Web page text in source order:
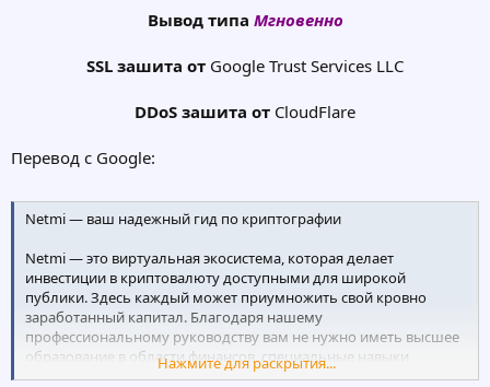
Вывод типа Мгновенно
SSL зашита от Google Trust Services LLC
DDoS зашита от CloudFlare​
Перевод с Google:
Netmi — ваш надежный гид по криптографии
Netmi — это виртуальная экосистема, которая делает
инвестиции в криптовалюту доступными для широкой
публики. Здесь каждый может приумножить свой кровно
заработанный капитал. Благодаря нашему
профессиональному руководству вам не нужно иметь высшее
образование в области финансов, специальные навыки
трейдинга или программирования. Достаточно
Нажмите для раскрытия...